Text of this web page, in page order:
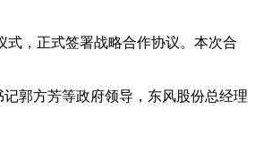
，正式签署战略合作协议。本次合
郭方芳等政府领导，东风股份总经理